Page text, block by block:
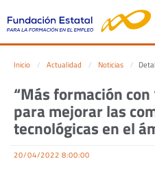
Inicio Actualidad Noticias
“Más formación
para mejorar las
tecnológicas en el
20/04/2022 8:00:00